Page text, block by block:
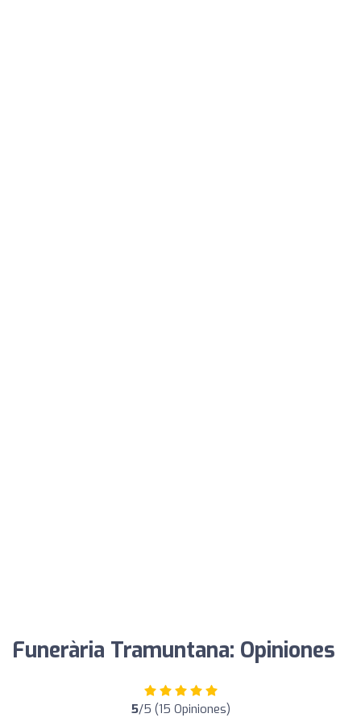
Funerària Tramuntana: Opiniones
5/5 (15 Opiniones)